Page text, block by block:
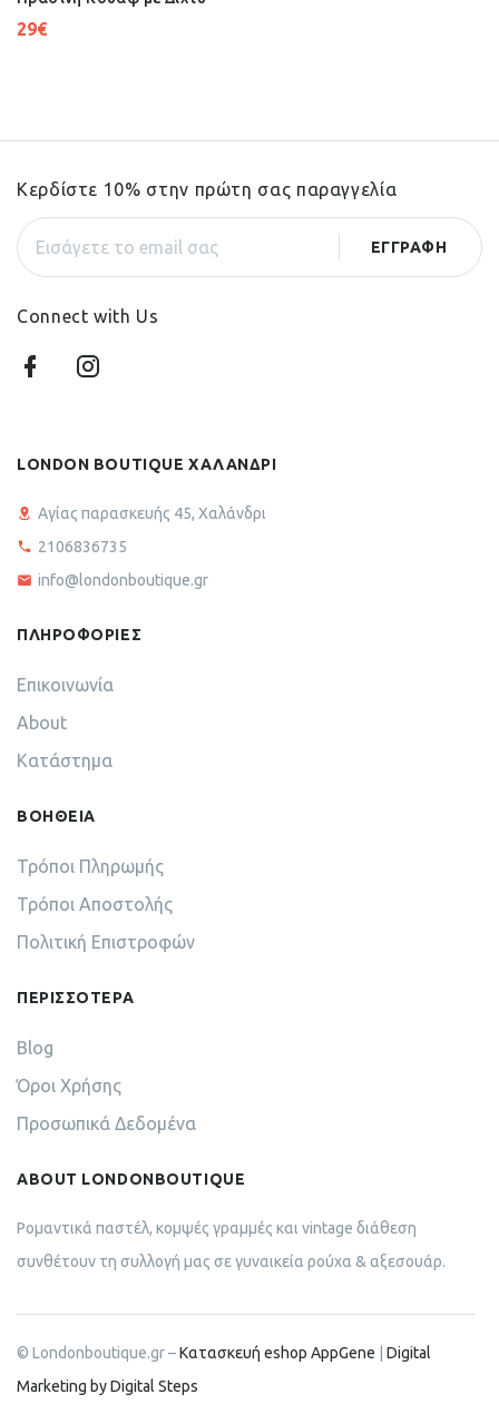
29€
Κερδίστε 10% στην πρώτη σας παραγγελία
Connect with Us
LONDON BOUTIQUE ΧΑΛΑΝΔΡΙ
Αγίας παρασκευής 45, Χαλάνδρι
2106836735
info@londonboutique.gr
ΠΛΗΡΟΦΟΡΙΕΣ
Επικοινωνία
About
Κατάστημα
ΒΟΗΘΕΙΑ
Τρόποι Πληρωμής
Τρόποι Αποστολής
Πολιτική Επιστροφών
ΠΕΡΙΣΣΟΤΕΡΑ
Blog
Όροι Χρήσης
Προσωπικά Δεδομένα
ABOUT LONDONBOUTIQUE
Ρομαντικά παστέλ, κομψές γραμμές και vintage διάθεση
συνθέτουν τη συλλογή μας σε γυναικεία ρούχα & αξεσουάρ.
© Londonboutique.gr –Κατασκευή eshop AppGene
Digital
Marketing by Digital Steps